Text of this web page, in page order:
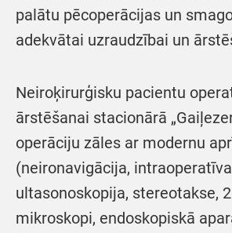
palātu pēcoperācijas un
adekvātai uzraudzībai un
Neiroķirurģisku pacientu
ārstēšanai stacionārā
operāciju zāles ar modernu
(neironavigācija, intraoperatīva
ultasonoskopija, stereotakse,
mikroskopi, endoskopiskā